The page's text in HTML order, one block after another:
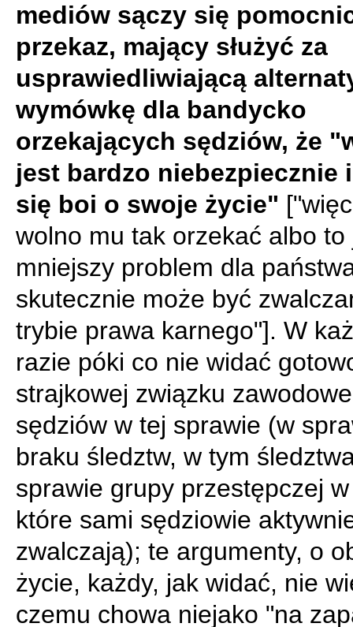
mediów sączy się
przekaz, mający służyć za
usprawiedliwiającą
wymówkę dla bandycko
orzekających sędziów, że
jest bardzo niebezpiecznie
się boi o swoje życie"
wolno mu tak orzekać albo to
mniejszy problem dla
skutecznie może być
trybie prawa karnego"]. W
razie póki co nie widać
strajkowej związku
sędziów w tej sprawie (w
braku śledztw, w tym
sprawie grupy przestępczej
które sami sędziowie
zwalczają); te argumenty, o
życie, każdy, jak widać, nie
czemu chowa niejako "na